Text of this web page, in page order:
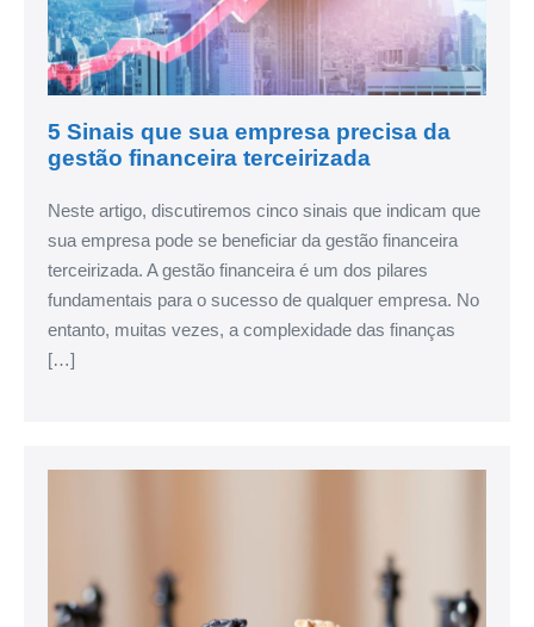
5 Sinais que sua empresa precisa da
gestão financeira terceirizada
Neste artigo, discutiremos cinco sinais que indicam que
sua empresa pode se beneficiar da gestão financeira
terceirizada. A gestão financeira é um dos pilares
fundamentais para o sucesso de qualquer empresa. No
entanto, muitas vezes, a complexidade das finanças
[…]